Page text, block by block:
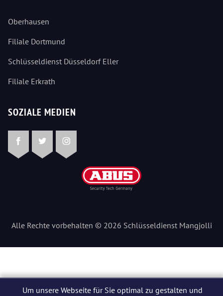
Oberhausen
Filiale Dortmund
Schlüsseldienst Düsseldorf Eller
Filiale Erkrath
SOZIALE MEDIEN
FacebookTwitterInstagram
Alle Rechte vorbehalten © 2026 Schlüsseldienst Mangjolli
Um unsere Webseite für Sie optimal zu gestalten und